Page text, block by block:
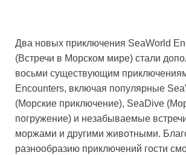
Два новых приключения SeaWorld
(Встречи в Морском мире) стали
восьми существующим
Encounters, включая популярные
(Морские приключение), SeaDive
погружение) и незабываемые
моржами и другими животными.
разнообразию приключений гости